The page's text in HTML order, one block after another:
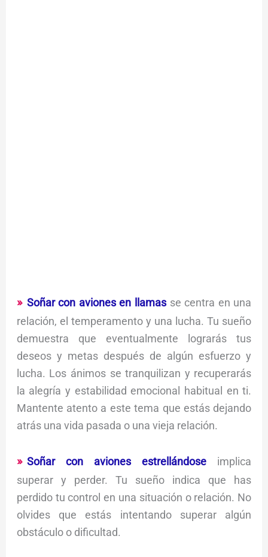
Soñar con aviones en llamasse centra en una
relación, el temperamento y una lucha. Tu sueño
demuestra que eventualmente lograrás tus
deseos y metas después de algún esfuerzo y
lucha. Los ánimos se tranquilizan y recuperarás
la alegría y estabilidad emocional habitual en ti.
Mantente atento a este tema que estás dejando
atrás una vida pasada o una vieja relación.
Soñar con aviones estrellándose implica
superar y perder. Tu sueño indica que has
perdido tu control en una situación o relación. No
olvides que estás intentando superar algún
obstáculo o dificultad.